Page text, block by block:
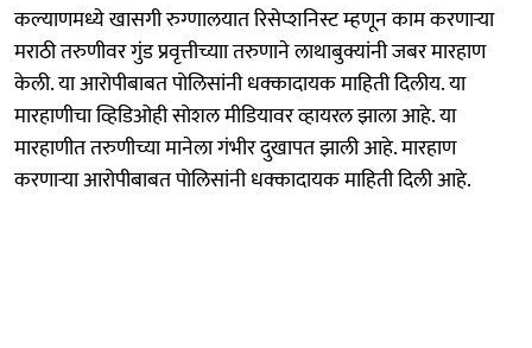
कल्याणमध्ये खासगी रुग्णालयात रिसेप्शनिस्ट म्हणून काम करणाऱ्या
मराठी तरुणीवर गुंड प्रवृत्तीच्याा तरुणाने लाथाबुक्यांनी जबर मारहाण
केली. या आरोपीबाबत पोलिसांनी धक्कादायक माहिती दिलीय. या
मारहाणीचा व्हिडिओही सोशल मीडियावर व्हायरल झाला आहे. या
मारहाणीत तरुणीच्या मानेला गंभीर दुखापत झाली आहे. मारहाण
करणाऱ्या आरोपीबाबत पोलिसांनी धक्कादायक माहिती दिली आहे.